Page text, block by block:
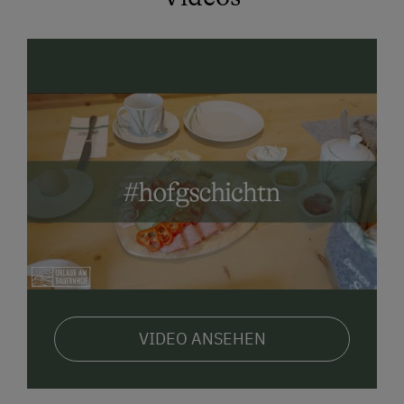
Unser Wanderhuhnstall – frische Eier von
Stalls: dem Wanderhuhnstall! Hier dürfen unsere
Hühner regelmäßig auf neue, saftige Wiesen
umziehen, haben viel Platz zum Scharren und Picken
und danken es uns mit besondersleckeren Eiern. Ihr
könnt die Hühner aus nächster Nähe erleben und
vielleicht sogar euer eigenes Frühstücksei direkt aus
dem Nest holen!
Euer Urlaub voller Möglichkeiten -
hier entstehen
Erinnerungen, die bleiben.
Moderne, komfortable Ferienwohnungenmit
eigenem Balkon
VIDEO ANSEHEN